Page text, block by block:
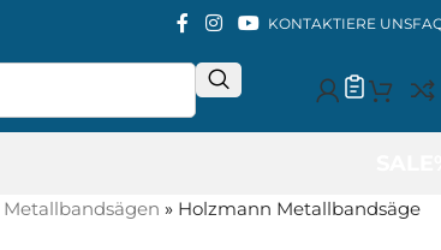
KONTAKTIERE UNS
Metallbandsägen » Holzmann Metallbandsäge